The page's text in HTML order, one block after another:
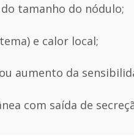
tamanho do nódulo;
e calor local;
aumento da
com saída de